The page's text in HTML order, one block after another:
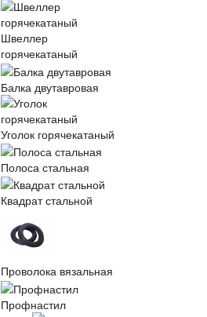
Швеллер
горячекатаный
Балка двутавровая
Уголок горячекатаный
Полоса стальная
Квадрат стальной
Проволока вязальная
Профнастил